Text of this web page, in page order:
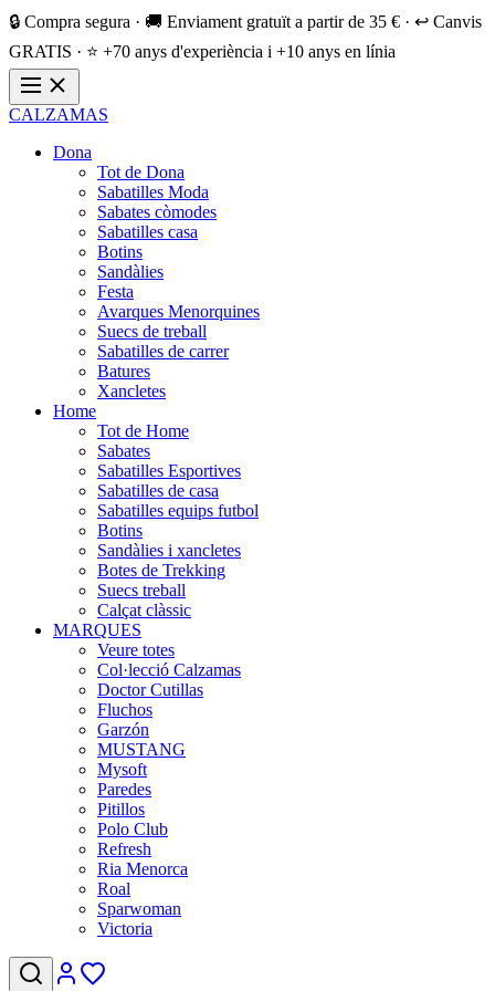
🔒 Compra segura · 🚚 Enviament gratuït a partir de 35 € · ↩️ Canvis
GRATIS · ⭐ +70 anys d'experiència i +10 anys en línia
CALZAMAS
Dona
Tot de Dona
Sabatilles Moda
Sabates còmodes
Sabatilles casa
Botins
Sandàlies
Festa
Avarques Menorquines
Suecs de treball
Sabatilles de carrer
Batures
Xancletes
Home
Tot de Home
Sabates
Sabatilles Esportives
Sabatilles de casa
Sabatilles equips futbol
Botins
Sandàlies i xancletes
Botes de Trekking
Suecs treball
Calçat clàssic
MARQUES
Veure totes
Col·lecció Calzamas
Doctor Cutillas
Fluchos
Garzón
MUSTANG
Mysoft
Paredes
Pitillos
Polo Club
Refresh
Ria Menorca
Roal
Sparwoman
Victoria